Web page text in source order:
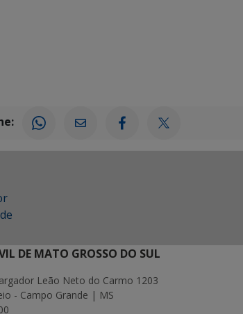
DE MATO GROSSO DO SUL
Leão Neto do Carmo 1203
- Campo Grande | MS